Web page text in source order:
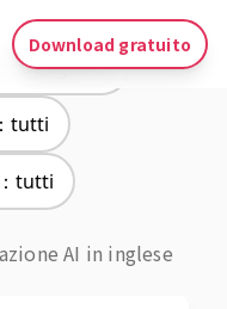
Download gratuito
Spagnolo
tutti
tutti
AI in inglese